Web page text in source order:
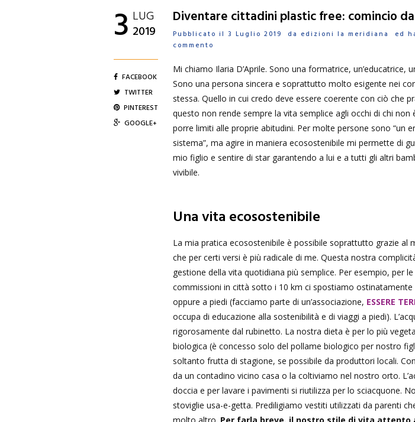
3 LUG
2019
FACEBOOK
TWITTER
PINTEREST
GOOGLE+
Diventare cittadini plastic free: comincio
Pubblicato il 3 Luglio 2019 da edizioni la meridiana ed
commento
Mi chiamo Ilaria D’Aprile. Sono una formatrice, un’educatrice,
Sono una persona sincera e soprattutto molto esigente nei
stessa. Quello in cui credo deve essere coerente con ciò che
questo non rende sempre la vita semplice agli occhi di chi non
porre limiti alle proprie abitudini. Per molte persone sono “un
sistema”, ma agire in maniera ecosostenibile mi permette di
mio figlio e sentire di star garantendo a lui e a tutti gli altri
vivibile.
Una vita ecosostenibile
La mia pratica ecosostenibile è possibile soprattutto grazie al
che per certi versi è più radicale di me. Questa nostra
gestione della vita quotidiana più semplice. Per esempio, per
commissioni in città sotto i 10 km ci spostiamo ostinatamente
oppure a piedi (facciamo parte di un’associazione, ESSERE
occupa di educazione alla sostenibilità e di viaggi a piedi).
rigorosamente dal rubinetto. La nostra dieta è per lo più
biologica (è concesso solo del pollame biologico per nostro
soltanto frutta di stagione, se possibile da produttori locali.
da un contadino vicino casa o la coltiviamo nel nostro orto.
doccia e per lavare i pavimenti si riutilizza per lo sciacquone.
stoviglie usa-e-getta. Prediligiamo vestiti utilizzati da parenti